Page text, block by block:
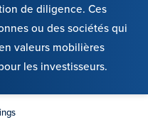
de diligence. Ces
ou des sociétés qui
valeurs mobilières
les investisseurs.